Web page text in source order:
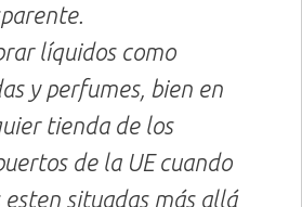
líquidos como
y perfumes, bien en
tienda de los
de la UE cuando
esten situadas más allá